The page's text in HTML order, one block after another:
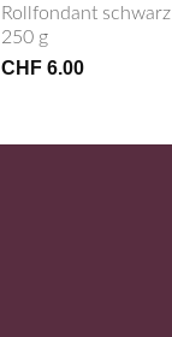
Rollfondant schwarz
250 g
CHF 6.00